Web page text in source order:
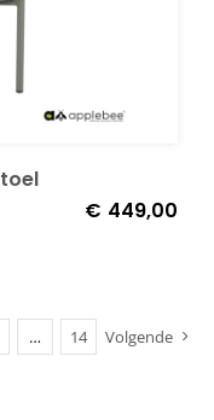
€ 449,00
… 14 Volgende